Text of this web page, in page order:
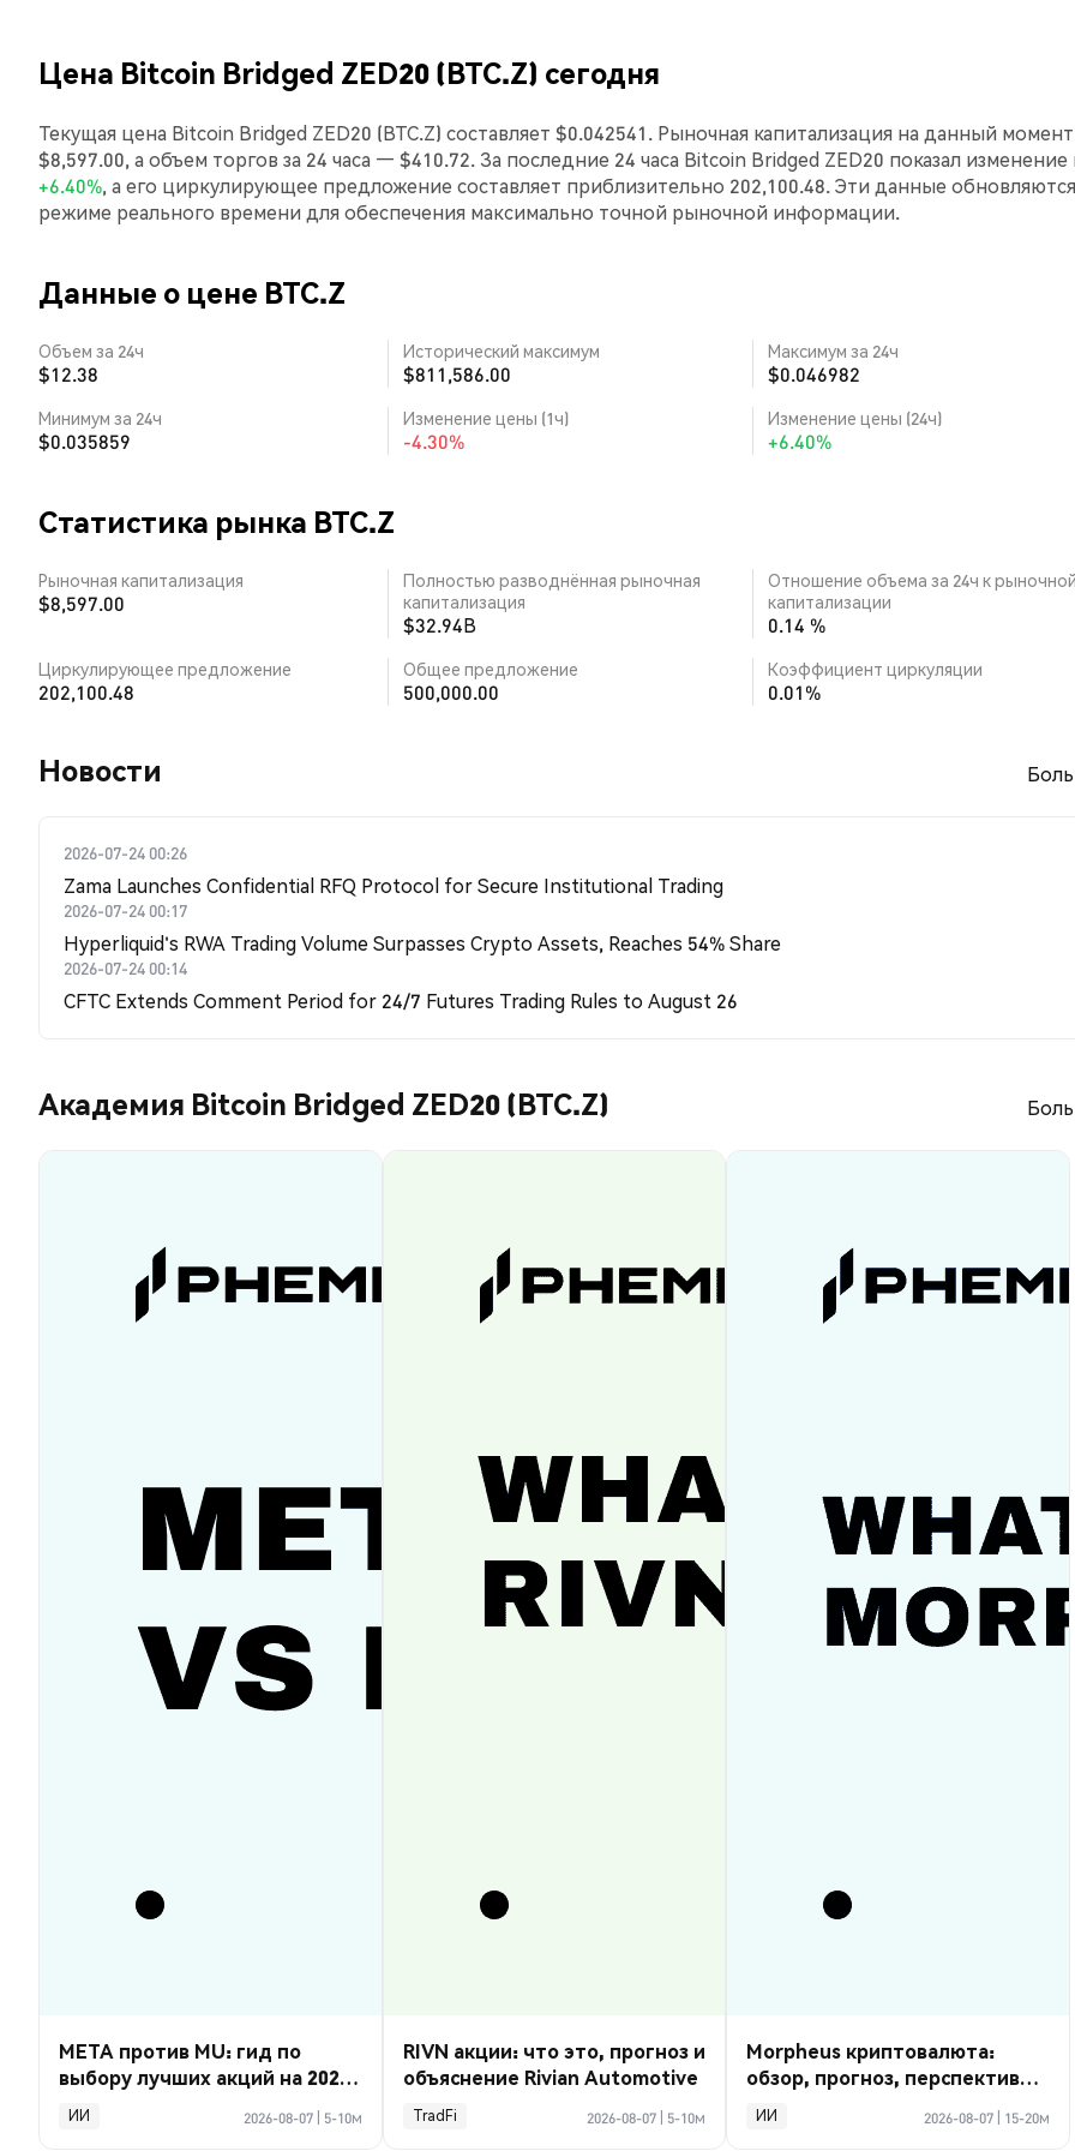
Цена Bitcoin Bridged ZED20 (BTC.Z) сегодня
Текущая цена Bitcoin Bridged ZED20 (BTC.Z) составляет $0.042541. Рыночная капитализация на данный
$8,597.00, а объем торгов за 24 часа — $410.72. За последние 24 часа Bitcoin Bridged ZED20 показал изменение
+6.40%, а его циркулирующее предложение составляет приблизительно 202,100.48. Эти данные
режиме реального времени для обеспечения максимально точной рыночной информации.
Данные о цене BTC.Z
Объем за 24ч
$12.38
Исторический максимум
$811,586.00
Максимум за 24ч
$0.046982
Минимум за 24ч
$0.035859
Изменение цены (1ч)
-4.30%
Изменение цены (24ч)
+6.40%
Статистика рынка BTC.Z
Рыночная капитализация
$8,597.00
Полностью разводнённая рыночная
капитализация
$32.94B
Отношение объема за 24ч к
капитализации
0.14 %
Циркулирующее предложение
202,100.48
Общее предложение
500,000.00
Коэффициент циркуляции
0.01%
Новости
2026-07-24 00:26
Zama Launches Confidential RFQ Protocol for Secure Institutional Trading
2026-07-24 00:17
Hyperliquid's RWA Trading Volume Surpasses Crypto Assets, Reaches 54% Share
2026-07-24 00:14
CFTC Extends Comment Period for 24/7 Futures Trading Rules to August 26
Академия Bitcoin Bridged ZED20 (BTC.Z)
META против MU: гид по
выбору лучших акций на 2026
год
ИИ 2026-08-07 5-10м
RIVN акции: что это, прогноз и
объяснение Rivian Automotive
TradFi 2026-08-07 5-10м
Morpheus криптовалюта:
обзор, прогноз, перспективы
2026
ИИ 2026-08-07 15-20м